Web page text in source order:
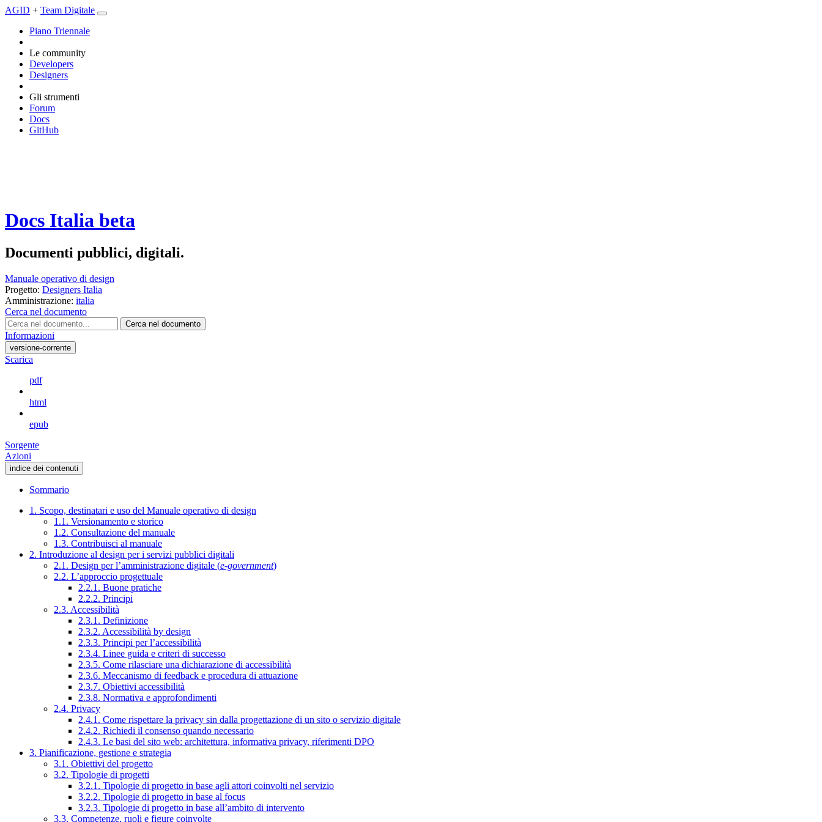
AGID + Team Digitale
Piano Triennale
Le community
Developers
Designers
Gli strumenti
Forum
Docs
GitHub
Docs Italia beta
Documenti pubblici, digitali.
Manuale operativo di design
Progetto: Designers Italia
Amministrazione: italia
Cerca nel documento
Cerca nel documento
Informazioni
versione-corrente
Scarica
pdf
html
epub
Sorgente
Azioni
indice dei contenuti
Sommario
1. Scopo, destinatari e uso del Manuale operativo di design
1.1. Versionamento e storico
1.2. Consultazione del manuale
1.3. Contribuisci al manuale
2. Introduzione al design per i servizi pubblici digitali
2.1. Design per l’amministrazione digitale (e-government)
2.2. L’approccio progettuale
2.2.1. Buone pratiche
2.2.2. Principi
2.3. Accessibilità
2.3.1. Definizione
2.3.2. Accessibilità by design
2.3.3. Principi per l’accessibilità
2.3.4. Linee guida e criteri di successo
2.3.5. Come rilasciare una dichiarazione di accessibilità
2.3.6. Meccanismo di feedback e procedura di attuazione
2.3.7. Obiettivi accessibilità
2.3.8. Normativa e approfondimenti
2.4. Privacy
2.4.1. Come rispettare la privacy sin dalla progettazione di un sito o servizio digitale
2.4.2. Richiedi il consenso quando necessario
2.4.3. Le basi del sito web: architettura, informativa privacy, riferimenti DPO
3. Pianificazione, gestione e strategia
3.1. Obiettivi del progetto
3.2. Tipologie di progetti
3.2.1. Tipologie di progetto in base agli attori coinvolti nel servizio
3.2.2. Tipologie di progetto in base al focus
3.2.3. Tipologie di progetto in base all’ambito di intervento
3.3. Competenze, ruoli e figure coinvolte